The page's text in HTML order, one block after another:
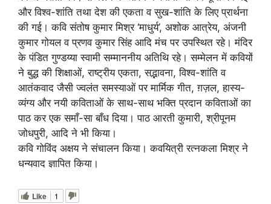
और विश्व-शांति तथा देश की एकता व सुख-शांति के लिए प्रार्थना
की गई। कवि संतोष कुमार मिश्र ‘माधुर्य’, अशोक आत्रेय, अंजनी
कुमार गोयल व प्रणव कुमार सिंह आदि मंच पर उपस्थित रहे। मंदिर
के पंडित गुण्डय्या स्वामी सम्माननीय अतिथि रहे। सम्मेलन में कवियों
ने बुद्ध की शिक्षाओं, राष्ट्रीय एकता, सद्भावना, विश्व-शांति व
आतंकवाद जैसी ज्वलंत समस्याओं पर मार्मिक गीत, ग़ज़ल, हास्य-
व्यंग्य और नयी कविताओं के साथ-साथ भक्ति प्रदान कविताओं का
पाठ कर एक समाँ-सा बाँध दिया। पाठ आरती कुमारी, श्रीपूनम
जोधपुरी, आदि ने भी किया।
कवि गोविंद अक्षय ने संचालन किया। कवयित्री रत्नकला मिश्र ने
धन्यवाद ज्ञापित किया।
Like 1